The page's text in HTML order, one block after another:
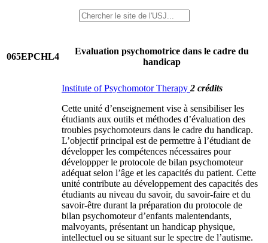
065EPCHL4
Evaluation psychomotrice dans le cadre du
handicap
Institute of Psychomotor Therapy 2 crédits
Cette unité d’enseignement vise à sensibiliser les
étudiants aux outils et méthodes d’évaluation des
troubles psychomoteurs dans le cadre du handicap.
L’objectif principal est de permettre à l’étudiant de
développer les compétences nécessaires pour
développper le protocole de bilan psychomoteur
adéquat selon l’âge et les capacités du patient. Cette
unité contribute au développement des capacités des
étudiants au niveau du savoir, du savoir-faire et du
savoir-être durant la préparation du protocole de
bilan psychomoteur d’enfants malentendants,
malvoyants, présentant un handicap physique,
intellectuel ou se situant sur le spectre de l’autisme.